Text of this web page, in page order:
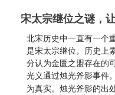
宋太宗继位之谜，
北宋历史中一直有一个
是宋太宗继位。历史上
分认为金匮之盟存在的
光义通过烛光斧影事件
为真实。烛光斧影的出